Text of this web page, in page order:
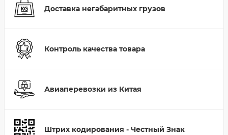
Доставка негабаритных грузов
Контроль качества товара
Авиаперевозки из Китая
Штрих кодирования - Честный Знак